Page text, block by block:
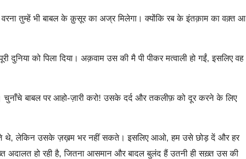
तुम्हें भी बाबल के क़ुसूर का अज्र मिलेगा। क्योंकि रब के इंतक़ाम का वक़्त आ
दुनिया को पिला दिया। अक़वाम उस की मै पी पीकर मत्वाली हो गईं, इसलिए वह
बाबल पर आहो-ज़ारी करो! उसके दर्द और तकलीफ़ को दूर करने के लिए
थे, लेकिन उसके ज़ख़म भर नहीं सकते। इसलिए आओ, हम उसे छोड़ दें और हर
हो रही है, जितना आसमान और बादल बुलंद हैं उतनी ही सख़्त उस की